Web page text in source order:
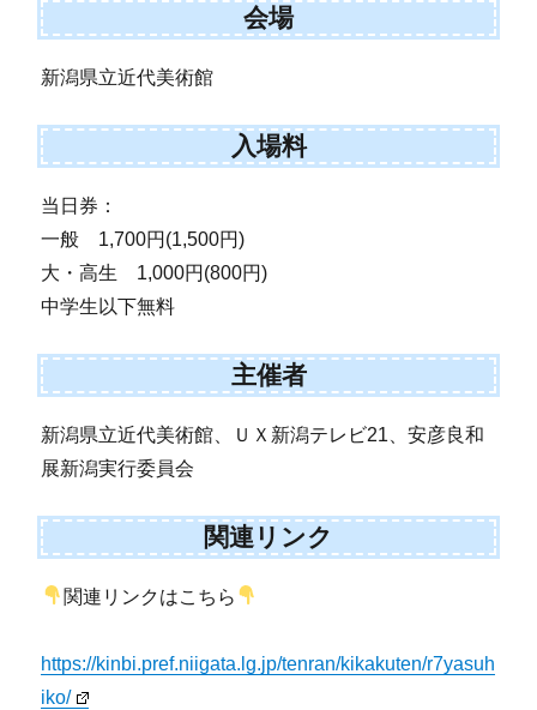
会場
新潟県立近代美術館
入場料
当日券：
一般 1,700円(1,500円)
大・高生 1,000円(800円)
中学生以下無料
主催者
新潟県立近代美術館、ＵＸ新潟テレビ21、安彦良和
展新潟実行委員会
関連リンク
関連リンクはこちら
https://kinbi.pref.niigata.lg.jp/tenran/kikakuten/r7yasuh
iko/